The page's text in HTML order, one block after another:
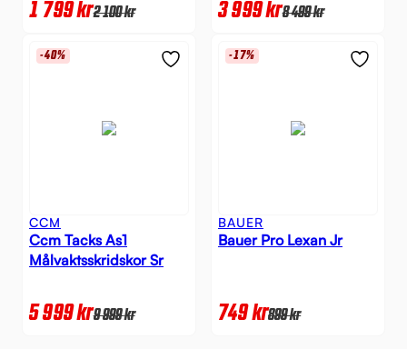
1 799kr2 100kr 3 999kr8 499kr
-40%
CCM
Ccm Tacks As1
Målvaktsskridskor Sr
5 999kr9 999kr
-17%
BAUER
Bauer Pro Lexan Jr
749kr899kr